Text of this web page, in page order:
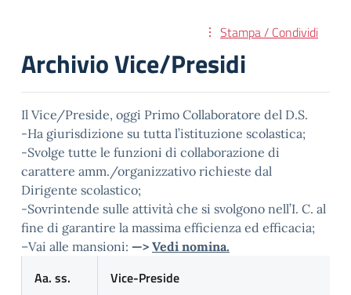
Stampa / Condividi
Archivio Vice/Presidi
Il Vice/Preside, oggi Primo Collaboratore del D.S.
-Ha giurisdizione su tutta l’istituzione scolastica;
-Svolge tutte le funzioni di collaborazione di
carattere amm./organizzativo richieste dal
Dirigente scolastico;
-Sovrintende sulle attività che si svolgono nell’I. C. al
fine di garantire la massima efficienza ed efficacia;
–Vai alle mansioni: —> Vedi nomina.
Aa. ss. Vice-Preside